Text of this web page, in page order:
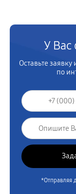
У Вас
Оставьте
по
*Отправляя